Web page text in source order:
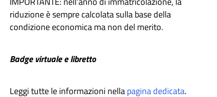
riduzione è sempre calcolata sulla base della
condizione economica ma non del merito.
Badge virtuale e libretto
Leggi tutte le informazioni nellapagina dedicata.